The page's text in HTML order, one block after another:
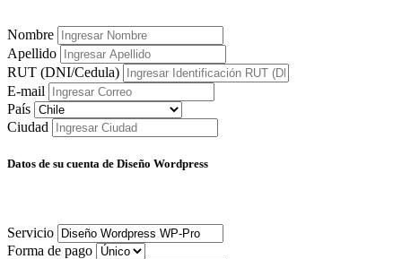
Nombre
Apellido
RUT (DNI/Cedula)
E-mail
País
Ciudad
Datos de su cuenta de Diseño Wordpress
Servicio
Forma de pago